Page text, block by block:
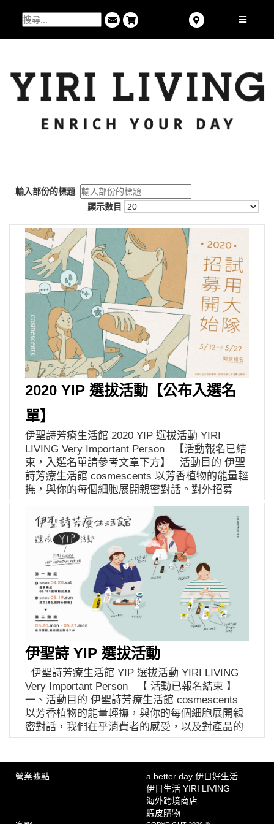
輸入部份的標題
顯示數目
2020 YIP 選拔活動【公布入選名
單】
伊聖詩芳療生活館 2020 YIP 選拔活動 YIRI
LIVING Very Important Person 【活動報名已結
束，入選名單請參考文章下方】 活動目的 伊聖
詩芳療生活館 cosmescents 以芳香植物的能量輕
撫，與你的每個細胞展開親密對話。對外招募
YIP，即可搶先獲得伊聖詩芳療生活館新品正貨
的試用機會。於指定時間內回覆產品使用心得，
YIP 的回饋將幫助伊聖詩芳療生活館不斷改善與
進步！ ➤ 報名連結｜
https://www.surveycake.com/s/Bld9y （報名成
功將於簡訊通知） 什麼是YIP 伊日生活在乎每
一位消費者的感受，也在乎對於產品的使用心得
與建議。成為 YIP (YIRI LIVING Very Important
Person)，可不定期獲得伊聖詩芳療生活館的全新
商品，也造就我們不斷進步與改善的泉源！如果
你喜愛伊聖詩芳療生活館的產品，現在只要填寫
報名資料，就可參加 選拔活動，取得新品搶先使
用的機會。 *旗下品牌：約翰森林 JOHNRAY、
一日茶事、一日茶道 TEAORY、孟若 munros、
ACCOJE 愛珂婕、La corvette 珂芬提、蘇格蘭泡
泡 S.F.S.、COSLYS、AG Hair、柯比 Pasta del
Capitano 等 報名時間 即日起，至
2020/05/22 (五) ，名額有限，額滿為止。 ➤ 報名
https://www.surveycake.com/s/Bld9y （報名成
功將於簡訊通知） 選拔方式 【第一階段】
05/22 前完成報名，即可於 6/5 至 6/14 前至指定
專櫃領取試用商品；使用後掃描商品上附上的QR
CORD 表單，並於 6/30 前填寫即可。 【第二階
伊聖詩 YIP 選拔活動
伊聖詩芳療生活館 YIP 選拔活動 YIRI LIVING
Very Important Person 【 活動已報名結束 】
一、活動目的 伊聖詩芳療生活館 cosmescents
以芳香植物的能量輕撫，與你的每個細胞展開親
密對話，我們在乎消費者的感受，以及對產品的
使用心得與建議；現在起成為YIP，即可搶先獲
步！ 二、cosmescents 伊聖詩芳療生活館｜簡介
由芳療師溫暖細柔的雙手開始，芳香植物的能量
透過輕緩撫觸，與你的每一個細胞展開親密對
話。 無論居家香氛、芳療沐浴、美顏美體、頭皮
營業據點
a better day 伊日好生活
伊日生活 YIRI LIVING
海外跨境商店
蝦皮購物